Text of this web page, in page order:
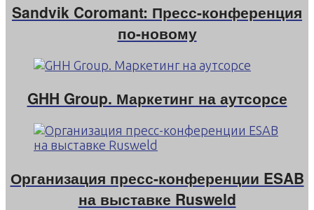
Sandvik Coromant: Пресс-конференция
по-новому
GHH Group. Маркетинг на аутсорсе
Организация пресс-конференции ESAB
на выставке Rusweld